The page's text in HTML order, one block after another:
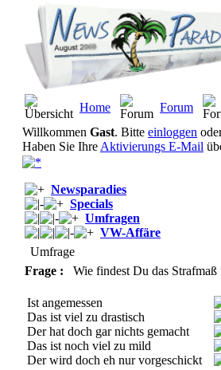
Home Forum
Willkommen Gast. Bitte einloggen
Haben Sie Ihre Aktivierungs E-Mail
Newsparadies
Specials
Umfragen
VW-Affäre
Umfrage
Frage : Wie findest Du das
Ist angemessen
Das ist viel zu drastisch
Der hat doch gar nichts gemacht
Das ist noch viel zu mild
Der wird doch eh nur vorgeschickt